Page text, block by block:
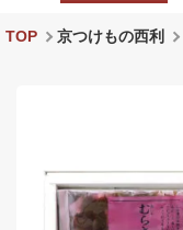
TOP 京つけもの西利